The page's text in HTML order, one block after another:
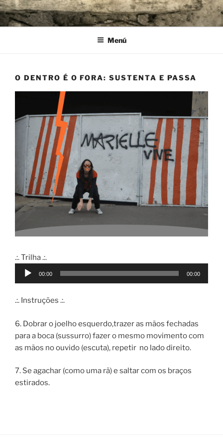
Ir
al
contenido
Menú
O DENTRO É O FORA: SUSTENTA E PASSA
.:. Trilha .:.
Reproductor
00:00 00:00
.:. Instruções .:.
6. Dobrar o joelho esquerdo,trazer as mãos fechadas
para a boca (sussurro) fazer o mesmo movimento com
as mãos no ouvido (escuta), repetir no lado direito.
7. Se agachar (como uma rã) e saltar com os braços
estirados.